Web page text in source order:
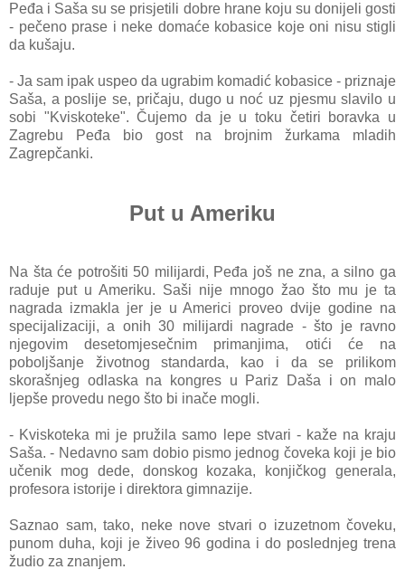
Peđa i Saša su se prisjetili dobre hrane koju su donijeli gosti
- pečeno prase i neke domaće kobasice koje oni nisu stigli
da kušaju.
- Ja sam ipak uspeo da ugrabim komadić kobasice - priznaje
Saša, a poslije se, pričaju, dugo u noć uz pjesmu slavilo u
sobi "Kviskoteke". Čujemo da je u toku četiri boravka u
Zagrebu Peđa bio gost na brojnim žurkama mladih
Zagrepčanki.
Put u Ameriku
Na šta će potrošiti 50 milijardi, Peđa još ne zna, a silno ga
raduje put u Ameriku. Saši nije mnogo žao što mu je ta
nagrada izmakla jer je u Americi proveo dvije godine na
specijalizaciji, a onih 30 milijardi nagrade - što je ravno
njegovim desetomjesečnim primanjima, otići će na
poboljšanje životnog standarda, kao i da se prilikom
skorašnjeg odlaska na kongres u Pariz Daša i on malo
ljepše provedu nego što bi inače mogli.
- Kviskoteka mi je pružila samo lepe stvari - kaže na kraju
Saša. - Nedavno sam dobio pismo jednog čoveka koji je bio
učenik mog dede, donskog kozaka, konjičkog generala,
profesora istorije i direktora gimnazije.
Saznao sam, tako, neke nove stvari o izuzetnom čoveku,
punom duha, koji je živeo 96 godina i do poslednjeg trena
žudio za znanjem.